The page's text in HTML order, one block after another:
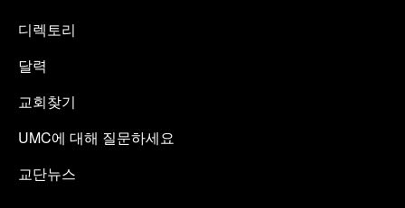
디렉토리
달력
교회찾기
UMC에 대해 질문하세요
교단뉴스